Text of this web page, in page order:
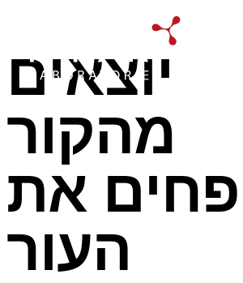
יוצאים
מהקור
את
העור